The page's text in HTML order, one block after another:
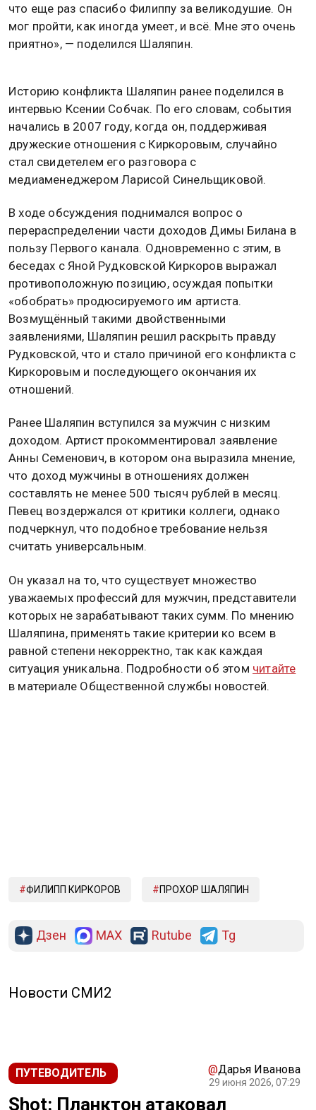
что еще раз спасибо Филиппу за великодушие. Он
мог пройти, как иногда умеет, и всё. Мне это очень
приятно», — поделился Шаляпин.
Историю конфликта Шаляпин ранее поделился в
интервью Ксении Собчак. По его словам, события
начались в 2007 году, когда он, поддерживая
дружеские отношения с Киркоровым, случайно
стал свидетелем его разговора с
медиаменеджером Ларисой Синельщиковой.
В ходе обсуждения поднимался вопрос о
перераспределении части доходов Димы Билана в
пользу Первого канала. Одновременно с этим, в
беседах с Яной Рудковской Киркоров выражал
противоположную позицию, осуждая попытки
«обобрать» продюсируемого им артиста.
Возмущённый такими двойственными
заявлениями, Шаляпин решил раскрыть правду
Рудковской, что и стало причиной его конфликта с
Киркоровым и последующего окончания их
отношений.
Ранее Шаляпин вступился за мужчин с низким
доходом. Артист прокомментировал заявление
Анны Семенович, в котором она выразила мнение,
что доход мужчины в отношениях должен
составлять не менее 500 тысяч рублей в месяц.
Певец воздержался от критики коллеги, однако
подчеркнул, что подобное требование нельзя
считать универсальным.
Он указал на то, что существует множество
уважаемых профессий для мужчин, представители
которых не зарабатывают таких сумм. По мнению
Шаляпина, применять такие критерии ко всем в
равной степени некорректно, так как каждая
ситуация уникальна. Подробности об этом читайте
в материале Общественной службы новостей.
ФИЛИПП КИРКОРОВ ПРОХОР ШАЛЯПИН
Дзен MAX Rutube Tg
Новости СМИ2
ПУТЕВОДИТЕЛЬ @Дарья Иванова
29 июня 2026, 07:29
Shot: Планктон атаковал